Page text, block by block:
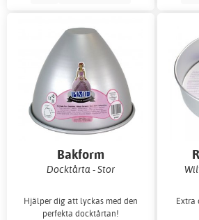
Bakform
Docktårta - Stor
Hjälper dig att lyckas med den
perfekta docktårtan!
Extra